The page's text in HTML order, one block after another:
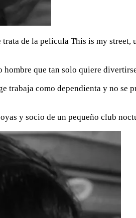
de la película This is my street,
hombre que tan solo quiere
como dependienta y no se
y socio de un pequeño club